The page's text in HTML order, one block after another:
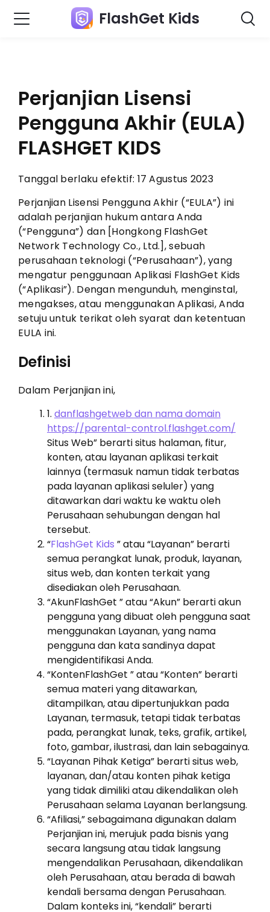
FlashGet Kids
Perjanjian Lisensi
Pengguna Akhir (EULA)
FLASHGET KIDS
Tanggal berlaku efektif: 17 Agustus 2023
Perjanjian Lisensi Pengguna Akhir (“EULA”) ini
adalah perjanjian hukum antara Anda
(“Pengguna”) dan [Hongkong FlashGet
Network Technology Co., Ltd.], sebuah
perusahaan teknologi (“Perusahaan”), yang
mengatur penggunaan Aplikasi FlashGet Kids
(“Aplikasi”). Dengan mengunduh, menginstal,
mengakses, atau menggunakan Aplikasi, Anda
setuju untuk terikat oleh syarat dan ketentuan
EULA ini.
Definisi
Dalam Perjanjian ini,
1. danflashgetweb dan nama domain
https://parental-control.flashget.com/
Situs Web” berarti situs halaman, fitur,
konten, atau layanan aplikasi terkait
lainnya (termasuk namun tidak terbatas
pada layanan aplikasi seluler) yang
ditawarkan dari waktu ke waktu oleh
Perusahaan sehubungan dengan hal
tersebut.
“FlashGet Kids ” atau “Layanan” berarti
semua perangkat lunak, produk, layanan,
situs web, dan konten terkait yang
disediakan oleh Perusahaan.
“AkunFlashGet ” atau “Akun” berarti akun
pengguna yang dibuat oleh pengguna saat
menggunakan Layanan, yang nama
pengguna dan kata sandinya dapat
mengidentifikasi Anda.
“KontenFlashGet ” atau “Konten” berarti
semua materi yang ditawarkan,
ditampilkan, atau dipertunjukkan pada
Layanan, termasuk, tetapi tidak terbatas
pada, perangkat lunak, teks, grafik, artikel,
foto, gambar, ilustrasi, dan lain sebagainya.
“Layanan Pihak Ketiga” berarti situs web,
layanan, dan/atau konten pihak ketiga
yang tidak dimiliki atau dikendalikan oleh
Perusahaan selama Layanan berlangsung.
“Afiliasi,” sebagaimana digunakan dalam
Perjanjian ini, merujuk pada bisnis yang
secara langsung atau tidak langsung
mengendalikan Perusahaan, dikendalikan
oleh Perusahaan, atau berada di bawah
kendali bersama dengan Perusahaan.
Dalam konteks ini, “kendali” berarti